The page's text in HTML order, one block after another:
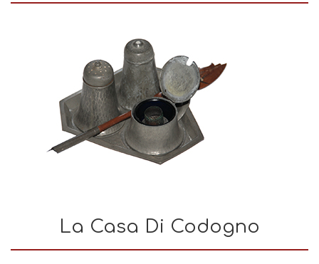
La Casa Di Codogno